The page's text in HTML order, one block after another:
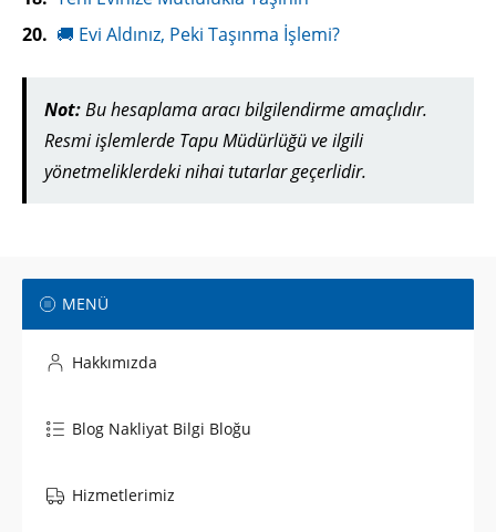
🚚 Evi Aldınız, Peki Taşınma İşlemi?
Not:Bu hesaplama aracı bilgilendirme amaçlıdır.
Resmi işlemlerde Tapu Müdürlüğü ve ilgili
yönetmeliklerdeki nihai tutarlar geçerlidir.
MENÜ
Hakkımızda
Blog Nakliyat Bilgi Bloğu
Hizmetlerimiz